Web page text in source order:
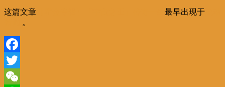
这篇文章 最早出现于
。
Facebook
Twitter